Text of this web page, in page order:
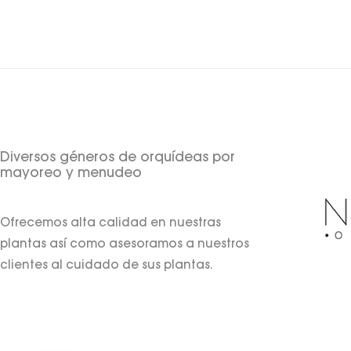
Diversos géneros de orquídeas por
mayoreo y menudeo
Ofrecemos alta calidad en nuestras
plantas así como asesoramos a nuestros
clientes al cuidado de sus plantas.